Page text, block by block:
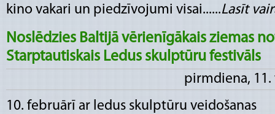
kino vakari un piedzīvojumi visai......Lasīt
Noslēdzies Baltijā vērienīgākais ziemas
Starptautiskais Ledus skulptūru festivāls
pirmdiena,
10. februārī ar ledus skulptūru veidošanas